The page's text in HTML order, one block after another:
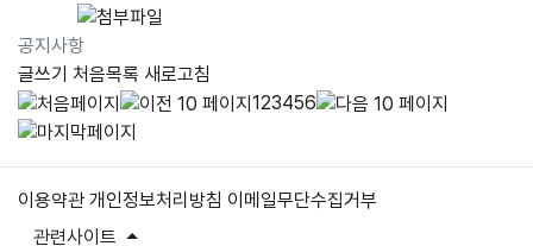
공지사항
글쓰기 처음목록 새로고침
123456
이용약관 개인정보처리방침 이메일무단수집거부
관련사이트